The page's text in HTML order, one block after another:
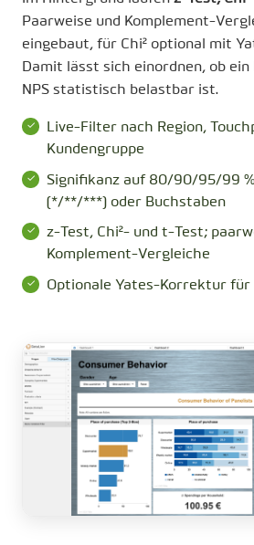
Paarweise und Komplement-
eingebaut, für Chi² optional mit
Damit lässt sich einordnen, ob
NPS statistisch belastbar ist.
Live-Filter nach Region,
Kundengruppe
Signifikanz auf 80/90/95/99
(*/**/***) oder Buchstaben
z-Test, Chi²- und t-Test;
Komplement-Vergleiche
Optionale Yates-Korrektur für